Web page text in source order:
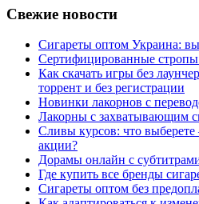
Свежие новости
Сигареты оптом Украина:
Сертифицированные
Как скачать игры без
торрент и без регистрации
Новинки лакорнов с
Лакорны с захватывающим
Сливы курсов: что
акции?
Дорамы онлайн с
Где купить все бренды
Сигареты оптом без